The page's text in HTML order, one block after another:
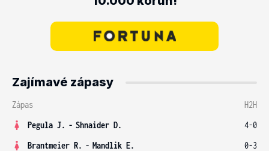
Zajímavé zápasy
Zápas
H2H
Pegula J. - Shnaider D.
4-0
Brantmeier R. - Mandlik E.
0-3